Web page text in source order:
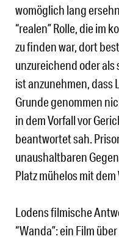
womöglich lang
“realen” Rolle, die im
zu finden war, dort
unzureichend oder als
ist anzunehmen, dass
Grunde genommen
in dem Vorfall vor
beantwortet sah.
unaushaltbaren
Platz mühelos mit
Lodens filmische
“Wanda”: ein Film